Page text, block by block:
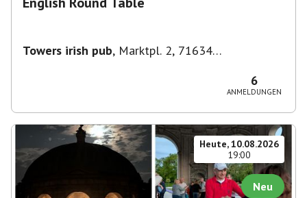
Towers irish pub, Marktpl. 2, 71634
6
ANMELDUNGEN
Heute, 10.08.2026
19:00
Neu